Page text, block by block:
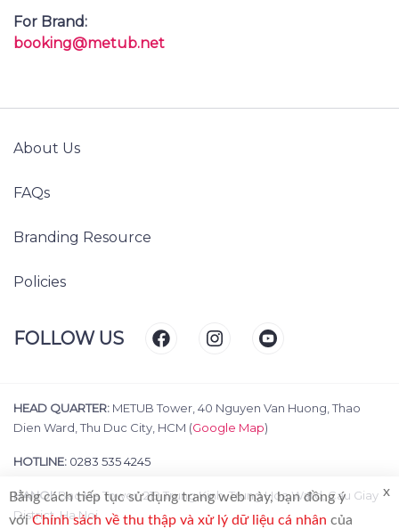
For Brand:
booking@metub.net
About Us
FAQs
Branding Resource
Policies
FOLLOW US
HEAD QUARTER: METUB Tower, 40 Nguyen Van Huong, Thao
Dien Ward, Thu Duc City, HCM (Google Map)
HOTLINE: 0283 535 4245
HANOI:Bac Ha Tower, 219 Trung Kinh, Trung Hoa Ward, Cau Giay
District, Ha Noi
Bằng cách tiếp tục sử dụng trang web này, bạn đồng ý
vớiChính sách về thu thập và xử lý dữ liệu cá nhân của
x